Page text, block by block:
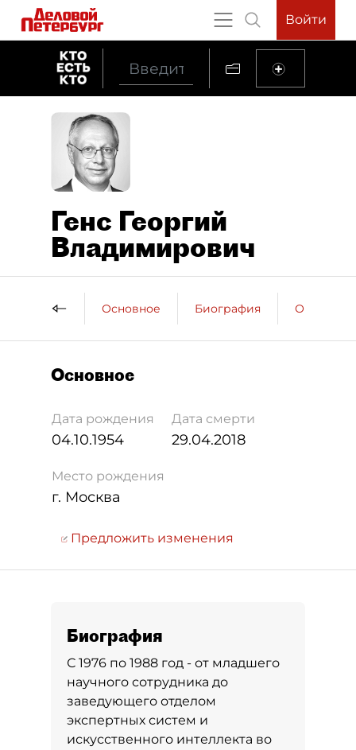
Войти
Генс Георгий
Владимирович
Основное Биография
Основное
Дата рождения
04.10.1954
Дата смерти
29.04.2018
Место рождения
г. Москва
Предложить изменения
Биография
С 1976 по 1988 год - от младшего
научного сотрудника до
заведующего отделом
экспертных систем и
искусственного интеллекта во